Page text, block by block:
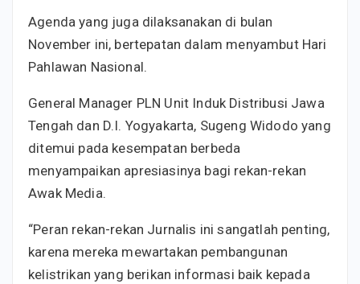
Agenda yang juga dilaksanakan di bulan
November ini, bertepatan dalam menyambut Hari
Pahlawan Nasional.
General Manager PLN Unit Induk Distribusi Jawa
Tengah dan D.I. Yogyakarta, Sugeng Widodo yang
ditemui pada kesempatan berbeda
menyampaikan apresiasinya bagi rekan-rekan
Awak Media.
“Peran rekan-rekan Jurnalis ini sangatlah penting,
karena mereka mewartakan pembangunan
kelistrikan yang berikan informasi baik kepada